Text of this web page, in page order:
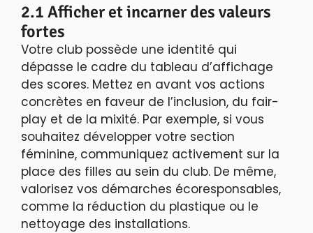
2.1 Afficher et incarner des valeurs
fortes
Votre club possède une identité qui
dépasse le cadre du tableau d’affichage
des scores. Mettez en avant vos actions
concrètes en faveur de l’inclusion, du fair-
play et de la mixité. Par exemple, si vous
souhaitez développer votre section
féminine, communiquez activement sur la
place des filles au sein du club. De même,
valorisez vos démarches écoresponsables,
comme la réduction du plastique ou le
nettoyage des installations.